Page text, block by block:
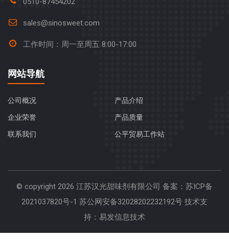
sales@sinosweet.com
工作时间：周一至周五 8:00-17:00
网站导航
公司概况
企业荣誉
联系我们
产品介绍
产品质量
公平贸易工作站
© copyright 2026 江苏汉光甜味剂有限公司 备案： 苏ICP备
2021037820号-1 苏公网安备32028202232192号 技术支
持：易发信息技术